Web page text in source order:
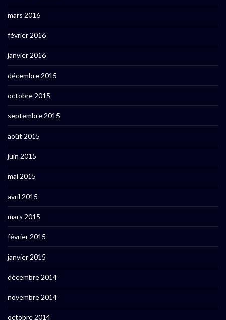
mars 2016
février 2016
janvier 2016
décembre 2015
octobre 2015
septembre 2015
août 2015
juin 2015
mai 2015
avril 2015
mars 2015
février 2015
janvier 2015
décembre 2014
novembre 2014
octobre 2014